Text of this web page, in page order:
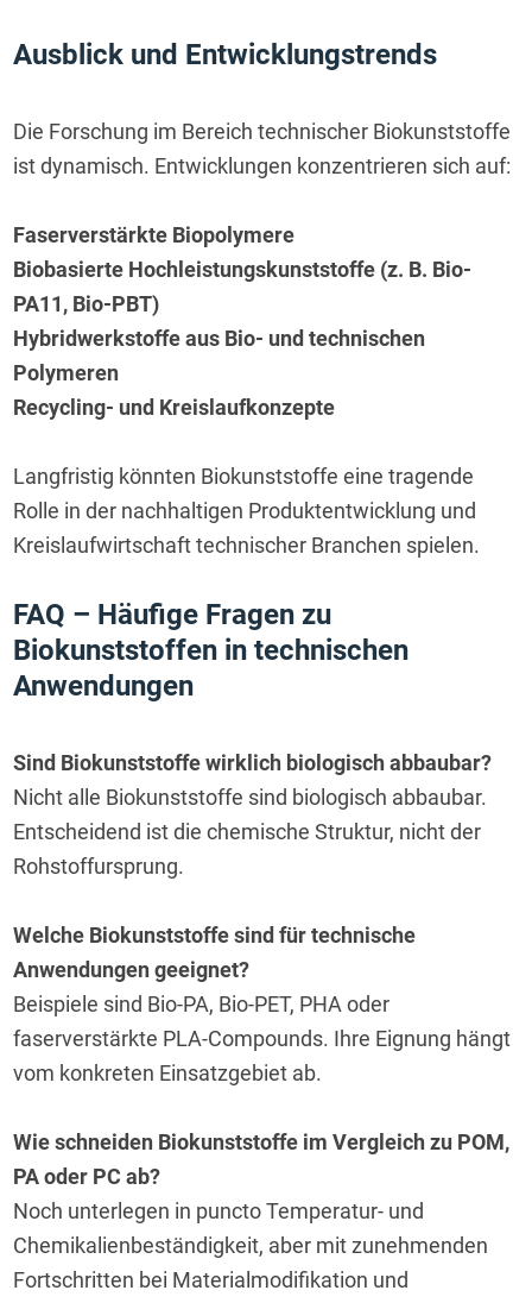
Ausblick und Entwicklungstrends
Die Forschung im Bereich technischer Biokunststoffe
ist dynamisch. Entwicklungen konzentrieren sich auf:
Faserverstärkte Biopolymere
Biobasierte Hochleistungskunststoffe (z. B. Bio-
PA11, Bio-PBT)
Hybridwerkstoffe aus Bio- und technischen
Polymeren
Recycling- und Kreislaufkonzepte
Langfristig könnten Biokunststoffe eine tragende
Rolle in der nachhaltigen Produktentwicklung und
Kreislaufwirtschaft technischer Branchen spielen.
FAQ – Häufige Fragen zu
Biokunststoffen in technischen
Anwendungen
Sind Biokunststoffe wirklich biologisch abbaubar?
Nicht alle Biokunststoffe sind biologisch abbaubar.
Entscheidend ist die chemische Struktur, nicht der
Rohstoffursprung.
Welche Biokunststoffe sind für technische
Anwendungen geeignet?
Beispiele sind Bio-PA, Bio-PET, PHA oder
faserverstärkte PLA-Compounds. Ihre Eignung hängt
vom konkreten Einsatzgebiet ab.
Wie schneiden Biokunststoffe im Vergleich zu POM,
PA oder PC ab?
Noch unterlegen in puncto Temperatur- und
Chemikalienbeständigkeit, aber mit zunehmenden
Fortschritten bei Materialmodifikation und